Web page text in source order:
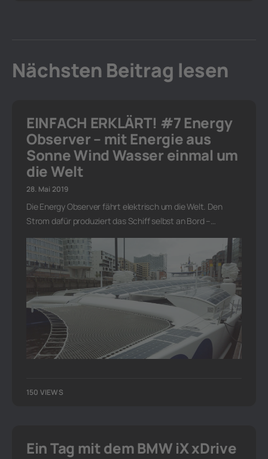
Nächsten Beitrag lesen
EINFACH ERKLÄRT! #7 Energy
Observer – mit Energie aus
Sonne Wind Wasser einmal um
die Welt
28. Mai 2019
Die Energy Observer fährt elektrisch um die Welt. Den
Strom dafür produziert das Schiff selbst an Bord –…
150 VIEWS
Ein Tag mit dem BMW iX xDrive